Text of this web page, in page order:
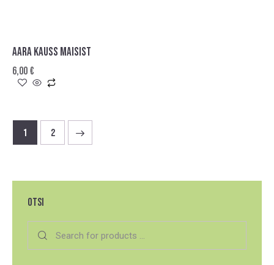
AARA KAUSS MAISIST
6,00€
1 2
→
OTSI